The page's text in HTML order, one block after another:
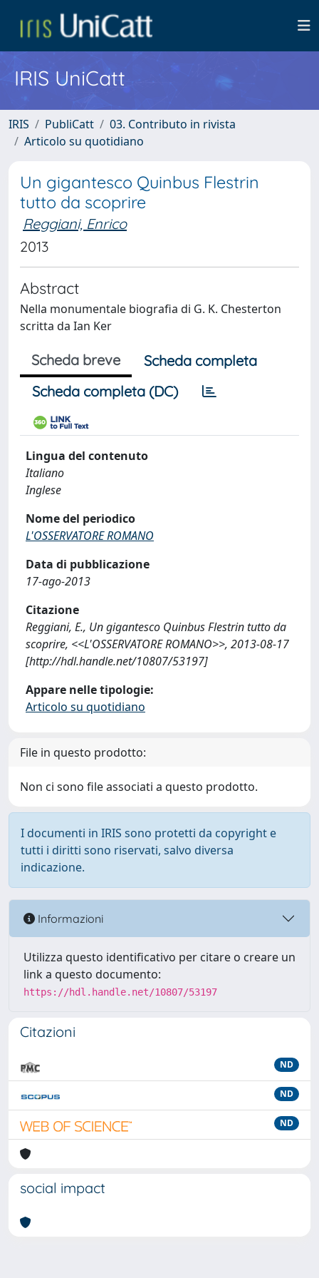
IRIS UniCatt
IRIS PubliCatt
03. Contributo in rivista
Articolo su quotidiano
Un gigantesco Quinbus Flestrin
tutto da scoprire
Reggiani, Enrico
2013
Abstract
Nella monumentale biografia di G. K. Chesterton
scritta da Ian Ker
Scheda breve
Scheda completa
Scheda completa (DC)
Lingua del contenuto
Italiano
Inglese
Nome del periodico
L'OSSERVATORE ROMANO
Data di pubblicazione
17-ago-2013
Citazione
Reggiani, E., Un gigantesco Quinbus Flestrin tutto da
scoprire, <<L'OSSERVATORE ROMANO>>, 2013-08-17
[http://hdl.handle.net/10807/53197]
Appare nelle tipologie:
Articolo su quotidiano
File in questo prodotto:
Non ci sono file associati a questo prodotto.
I documenti in IRIS sono protetti da copyright e
tutti i diritti sono riservati, salvo diversa
indicazione.
Informazioni
Utilizza questo identificativo per citare o creare un
link a questo documento:
https://hdl.handle.net/10807/53197
Citazioni
ND
ND
ND
social impact